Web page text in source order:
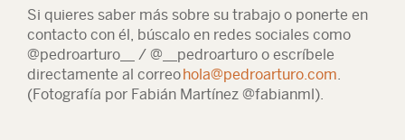
Si quieres saber más sobre su trabajo o ponerte en
contacto con él, búscalo en redes sociales como
@pedroarturo__ / @__pedroarturo o escríbele
directamente al correohola@pedroarturo.com.
(Fotografía por Fabián Martínez @fabianml).